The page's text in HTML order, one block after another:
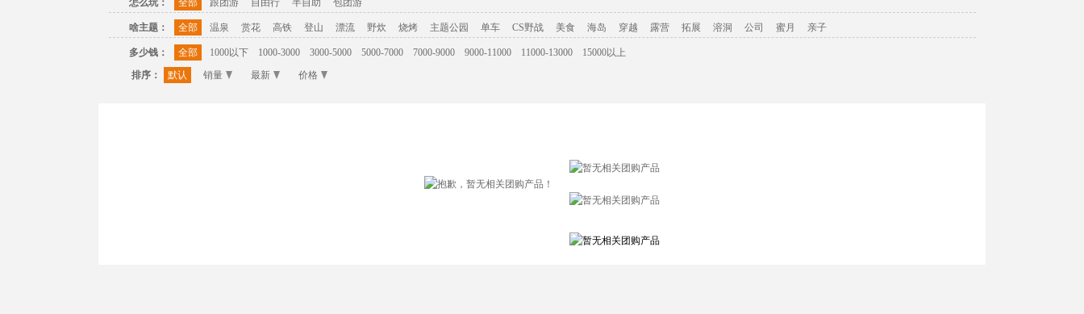
怎么玩： 全部 跟团游 自由行 半自助 包团游
啥主题： 全部 温泉 赏花 高铁 登山 漂流 野炊 烧烤 主题公园 单车 CS野战 美食 海岛 穿越 露营 拓展 溶洞 公司 蜜月 亲子
多少钱： 全部 1000以下 1000-3000 3000-5000 5000-7000 7000-9000 9000-11000 11000-13000
15000以上
排序：
默认 销量 最新 价格